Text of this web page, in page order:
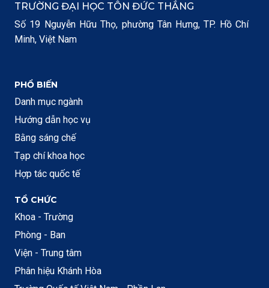
TRƯỜNG ĐẠI HỌC TÔN ĐỨC THẮNG
Số 19 Nguyễn Hữu Thọ, phường Tân Hưng, TP. Hồ Chí
Minh, Việt Nam
PHỔ BIẾN
Danh mục ngành
Hướng dẫn học vụ
Bằng sáng chế
Tạp chí khoa học
Hợp tác quốc tế
TỔ CHỨC
Khoa - Trường
Phòng - Ban
Viện - Trung tâm
Phân hiệu Khánh Hòa